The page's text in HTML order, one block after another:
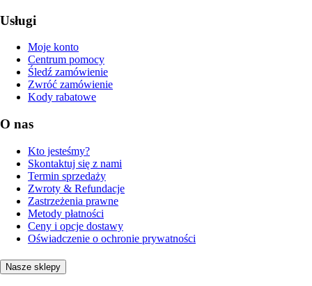
Usługi
Moje konto
Centrum pomocy
Śledź zamówienie
Zwróć zamówienie
Kody rabatowe
O nas
Kto jesteśmy?
Skontaktuj się z nami
Termin sprzedaży
Zwroty & Refundacje
Zastrzeżenia prawne
Metody płatności
Ceny i opcje dostawy
Oświadczenie o ochronie prywatności
Nasze sklepy